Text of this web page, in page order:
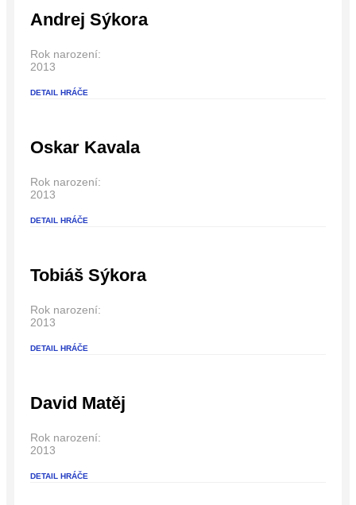
Andrej Sýkora
Rok narození:
2013
DETAIL HRÁČE
Oskar Kavala
Rok narození:
2013
DETAIL HRÁČE
Tobiáš Sýkora
Rok narození:
2013
DETAIL HRÁČE
David Matěj
Rok narození:
2013
DETAIL HRÁČE